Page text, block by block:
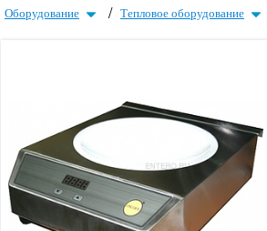
Оборудование / Тепловое оборудование